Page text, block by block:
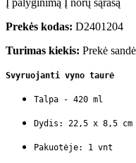
Prekės kodas: D2401204
Turimas kiekis: Prekė
Svyruojanti vyno taurė
Talpa - 420 ml
Dydis: 22,5 x 8,5 cm
Pakuotėje: 1 vnt